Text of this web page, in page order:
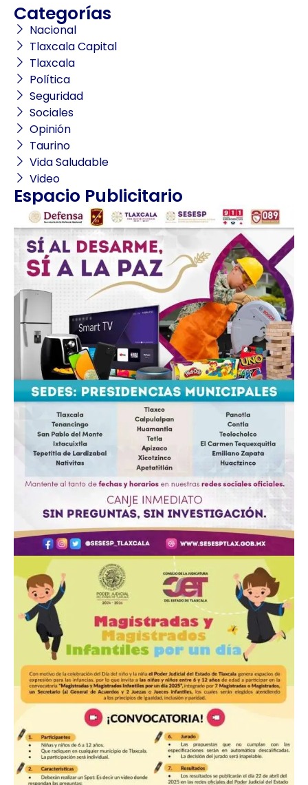
Categorías
Nacional
Tlaxcala Capital
Tlaxcala
Política
Seguridad
Sociales
Opinión
Taurino
Vida Saludable
Video
Espacio Publicitario